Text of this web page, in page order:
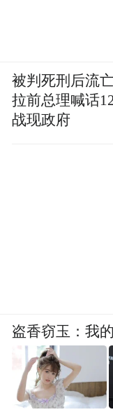
被判死刑后流
拉前总理喊话
战现政府
盗香窃玉：我